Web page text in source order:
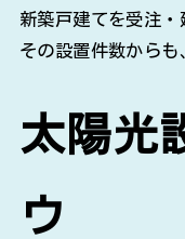
新築戸建てを受注・
その設置件数からも
太陽光
ウ